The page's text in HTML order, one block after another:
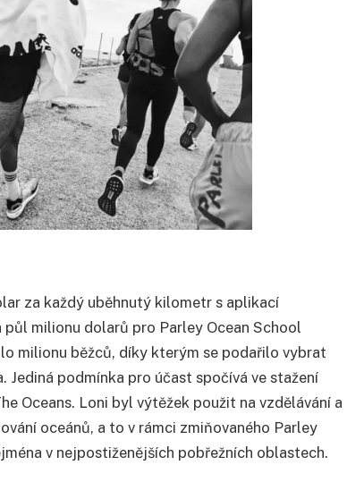
za každý uběhnutý kilometr s aplikací
milionu dolarů pro Parley Ocean School
milionu běžců, díky kterým se podařilo vybrat
podmínka pro účast spočívá ve stažení
Oceans. Loni byl výtěžek použit na vzdělávání a
oceánů, a to v rámci zmiňovaného Parley
v nejpostiženějších pobřežních oblastech.